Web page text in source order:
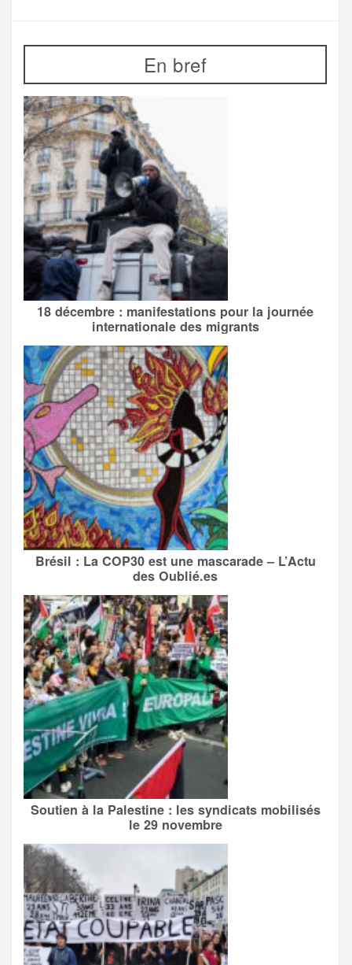
En bref
18 décembre : manifestations pour la journée
internationale des migrants
Brésil : La COP30 est une mascarade – L’Actu
des Oublié.es
Soutien à la Palestine : les syndicats mobilisés
le 29 novembre